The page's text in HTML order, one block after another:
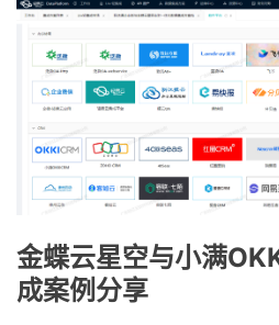
金蝶云星空与小满
成案例分享